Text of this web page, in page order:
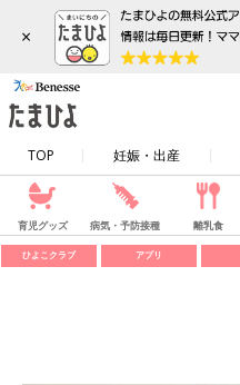
×
TOP 妊娠・出産
育児グッズ 病気・予防接種 離乳食
ひよこクラブ アプリ